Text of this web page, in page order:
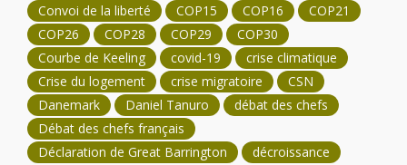
Convoi de la liberté
COP15 COP16
COP21
COP26
COP28 COP29
COP30
Courbe de Keeling
covid-19
crise climatique
Crise du logement
crise migratoire
CSN
Danemark
Daniel Tanuro
débat des chefs
Débat des chefs français
Déclaration de Great Barrington
décroissance